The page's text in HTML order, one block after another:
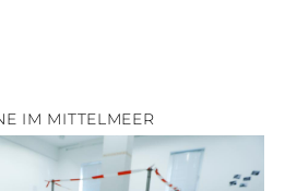
IM MITTELMEER